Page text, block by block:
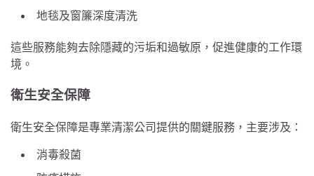
地毯及窗簾深度清洗
這些服務能夠去除隱藏的污垢和過敏原，促進健康的工作環
境。
衛生安全保障
衛生安全保障是專業清潔公司提供的關鍵服務，主要涉及：
消毒殺菌